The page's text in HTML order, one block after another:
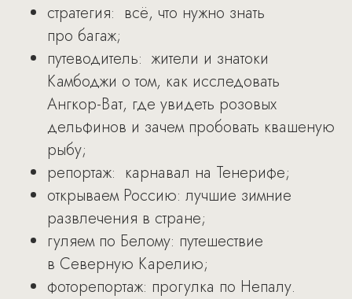
стратегия: всё, что нужно знать
про багаж;
путеводитель: жители и знатоки
Камбоджи о том, как исследовать
Ангкор-Ват, где увидеть розовых
дельфинов и зачем пробовать квашеную
рыбу;
репортаж: карнавал на Тенерифе;
открываем Россию: лучшие зимние
развлечения в стране;
гуляем по Белому: путешествие
в Северную Карелию;
фоторепортаж: прогулка по Непалу.